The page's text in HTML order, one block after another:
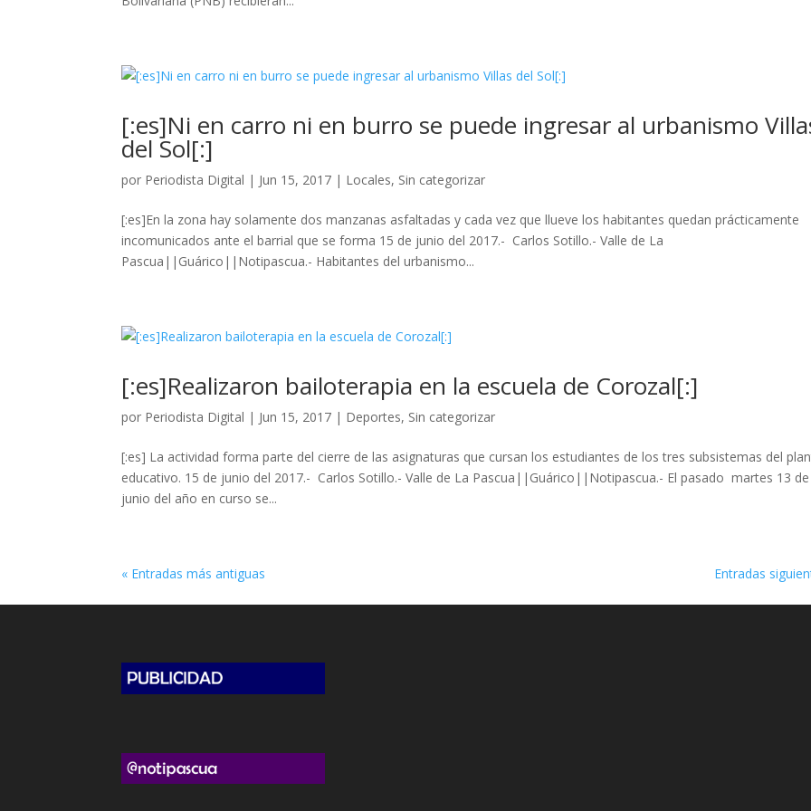
[:es]Ni en carro ni en burro se puede ingresar al urbanismo
del Sol[:]
por Periodista Digital | Jun 15, 2017 | Locales, Sin categorizar
[:es]En la zona hay solamente dos manzanas asfaltadas y cada vez que llueve los habitantes quedan prácticamente
incomunicados ante el barrial que se forma 15 de junio del 2017.- Carlos Sotillo.- Valle de La
Pascua||Guárico||Notipascua.- Habitantes del urbanismo...
[:es]Realizaron bailoterapia en la escuela de Corozal[:]
por Periodista Digital | Jun 15, 2017 | Deportes, Sin categorizar
[:es] La actividad forma parte del cierre de las asignaturas que cursan los estudiantes de los tres subsistemas del
educativo. 15 de junio del 2017.- Carlos Sotillo.- Valle de La Pascua||Guárico||Notipascua.- El pasado martes 13 de
junio del año en curso se...
« Entradas más antiguas Entradas